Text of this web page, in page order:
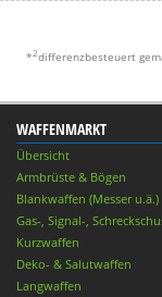
*2differenzbesteuert
WAFFENMARKT
Übersicht
Armbrüste & Bögen
Blankwaffen (Messer u.ä.)
Gas-, Signal-,
Kurzwaffen
Deko- & Salutwaffen
Langwaffen